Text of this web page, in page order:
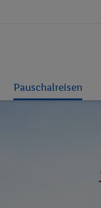
Pauschalreisen